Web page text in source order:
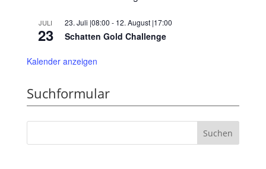
JULI
23
23. Juli |08:00 - 12. August |17:00
Schatten Gold Challenge
Kalender anzeigen
Suchformular